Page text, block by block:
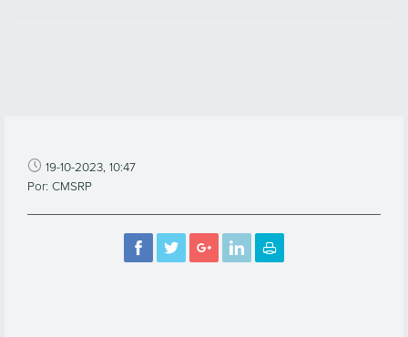
19-10-2023, 10:47
Por: CMSRP